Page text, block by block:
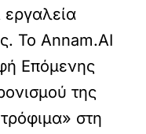
εργαλεία
Το Annam.AI
Επόμενης
της
στη